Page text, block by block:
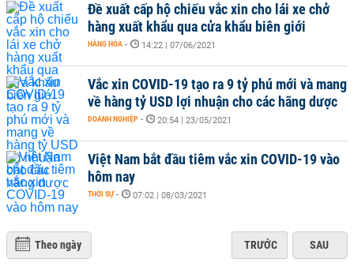
Đề xuất cấp hộ chiếu vắc xin cho lái xe chở
hàng xuất khẩu qua cửa khẩu biên giới
HÀNG HÓA - 14:22 | 07/06/2021
Vắc xin COVID-19 tạo ra 9 tỷ phú mới và mang
về hàng tỷ USD lợi nhuận cho các hãng dược
DOANH NGHIỆP - 20:54 | 23/05/2021
Việt Nam bắt đầu tiêm vắc xin COVID-19 vào
hôm nay
THỜI SỰ - 07:02 | 08/03/2021
Theo ngày TRƯỚC SAU